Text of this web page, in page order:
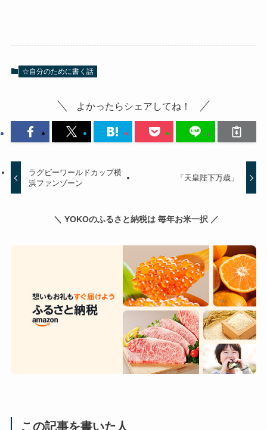
☆自分のために書く話
よかったらシェアしてね！
ラグビーワールドカップ横
浜ファンゾーン
「天皇陛下万歳」
＼ YOKOのふるさと納税は 毎年お米一択 ／
この記事を書いた人